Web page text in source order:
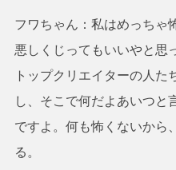
フワちゃん：私はめっちゃ
悪しくじってもいいやと思
トップクリエイターの人
し、そこで何だよあいつと
ですよ。何も怖くないから
る。